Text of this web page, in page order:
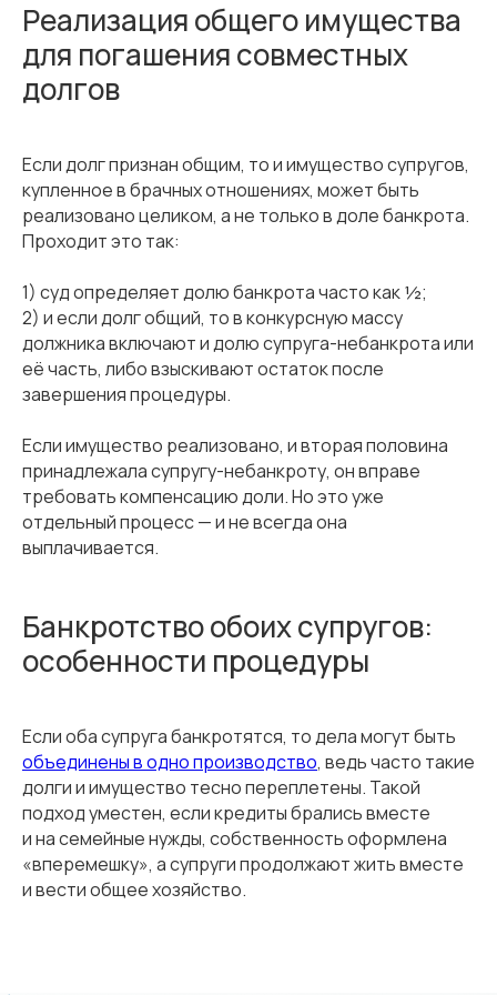
Реализация общего имущества
для погашения совместных
долгов
Если долг признан общим, то и имущество супругов,
купленное в брачных отношениях, может быть
реализовано целиком, а не только в доле банкрота.
Проходит это так:
1) суд определяет долю банкрота часто как ½;
2) и если долг общий, то в конкурсную массу
должника включают и долю супруга-небанкрота или
её часть, либо взыскивают остаток после
завершения процедуры.
Если имущество реализовано, и вторая половина
принадлежала супругу-небанкроту, он вправе
требовать компенсацию доли. Но это уже
отдельный процесс — и не всегда она
выплачивается.
Банкротство обоих супругов:
особенности процедуры
Если оба супруга банкротятся, то дела могут быть
объединены в одно производство, ведь часто такие
долги и имущество тесно переплетены. Такой
подход уместен, если кредиты брались вместе
и на семейные нужды, собственность оформлена
«вперемешку», а супруги продолжают жить вместе
и вести общее хозяйство.